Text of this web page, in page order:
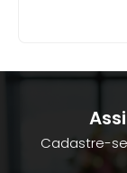
Cadastre-